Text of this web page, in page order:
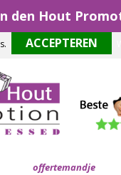
den Hout
offertemandje
te laten functioneren